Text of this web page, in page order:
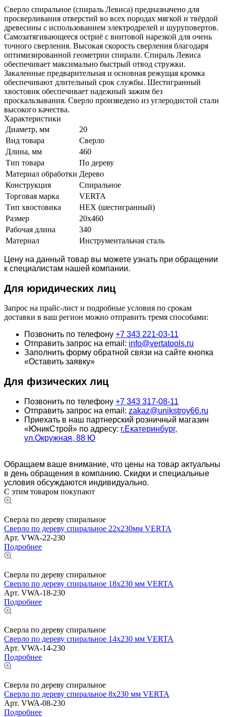
Сверло спиральное (спираль Левиса) предназначено для
просверливания отверстий во всех породах мягкой и твёрдой
древесины с использованием электродрелей и шуруповертов.
Самозатягивающееся остриё с винтовой нарезкой для очень
точного сверления. Высокая скорость сверления благодаря
оптимизированной геометрии спирали. Спираль Левиса
обеспечивает максимально быстрый отвод стружки.
Закаленные предварительная и основная режущая кромка
обеспечивают длительный срок службы. Шестигранный
хвостовик обеспечивает надежный зажим без
проскальзывания. Сверло произведено из углеродистой стали
высокого качества.
Характеристики
Диаметр, мм
20
Вид товара
Сверло
Длина, мм
460
Тип товара
По дереву
Материал обработки Дерево
Конструкция
Спиральное
Торговая марка
VERTA
Тип хвостовика
HEX (шестигранный)
Размер
20x460
Рабочая длина
340
Материал
Инструментальная сталь
Цену на данный товар вы можете узнать при обращении
к специалистам нашей компании.
Для юридических лиц
Запрос на прайс-лист и подробные условия по срокам
доставки в ваш регион можно отправить тремя способами:
Позвонить по телефону +7 343 221-03-11
Отправить запрос на email: info@vertatools.ru
Заполнить форму обратной связи на сайте кнопка
«Оставить заявку»
Для физических лиц
Позвонить по телефону +7 343 317-08-11
Отправить запрос на email: zakaz@unikstroy66.ru
Приехать в наш партнерский розничный магазин
«ЮникСтрой» по адресу: г.Екатеринбург,
ул.Окружная, 88 Ю
Обращаем ваше внимание, что цены на товар актуальны
в день обращения в компанию. Скидки и специальные
условия обсуждаются индивидуально.
С этим товаром покупают
Сверла по дереву спиральное
Сверло по дереву спиральное 22x230мм VERTA
Арт. VWA-22-230
Подробнее
Сверла по дереву спиральное
Сверло по дереву спиральное 18x230 мм VERTA
Арт. VWA-18-230
Подробнее
Сверла по дереву спиральное
Сверло по дереву спиральное 14x230 мм VERTA
Арт. VWA-14-230
Подробнее
Сверла по дереву спиральное
Сверло по дереву спиральное 8x230 мм VERTA
Арт. VWA-08-230
Подробнее